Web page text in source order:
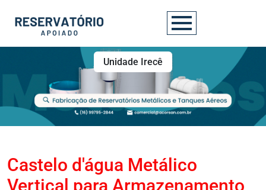
Unidade Irecê
Castelo d'água Metálico
Vertical para Armazenamento